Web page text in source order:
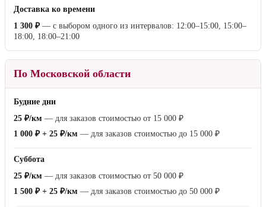
Доставка ко времени
1 300 ₽— с выбором одного из интервалов: 12:00–15:00, 15:00–
18:00, 18:00–21:00
По Московской области
Будние дни
25 ₽/км — для заказов стоимостью от 15 000 ₽
1 000 ₽ + 25 ₽/км — для заказов стоимостью до 15 000 ₽
Суббота
25 ₽/км — для заказов стоимостью от 50 000 ₽
1 500 ₽ + 25 ₽/км — для заказов стоимостью до 50 000 ₽